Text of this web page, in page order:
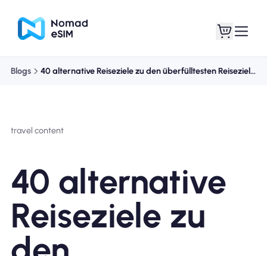
Shop-Tarife
Über eSIM
Blogs 40 alternative Reiseziele zu den überfülltesten Reisezielen der Welt
travel content
40 alternative
Reiseziele zu